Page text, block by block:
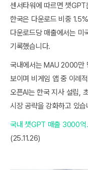
센서타워에 따르면 챗GPT
한국은 다운로드 비중
다운로드당 매출에서는 미
기록했습니다.
국내에서는 MAU 2000만
보이며 비게임 앱 중 이례
오픈AI는 한국 지사 설립,
시장 공략을 강화하고 있습
국내 챗GPT 매출 3000억
(25.11.26)